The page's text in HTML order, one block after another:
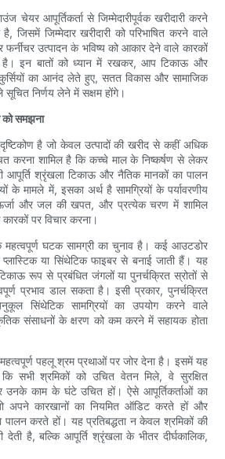
आपूर्तिकर्ता से जिम्मेदारीपूर्वक खरीदारी करने
जिसमें जिम्मेदार खरीदारी को परिभाषित करने वाले
उत्पादन के भविष्य को आकार देने वाले कारकों
है। इन बातों को ध्यान में रखकर, आप टिकाऊ और
का आनंद लेते हुए, सतत विकास और सामाजिक
निर्णय लेने में सक्षम होंगे।
को समझना
दृष्टिकोण है जो केवल उत्पादों की खरीद से कहीं अधिक
करना शामिल है कि कच्चे माल के निष्कर्षण से लेकर
आपूर्ति श्रृंखला टिकाऊ और नैतिक मानकों का पालन
के मामले में, इसका अर्थ है सामग्रियों के पर्यावरणीय
ऊर्जा और जल की खपत, और प्रत्येक चरण में शामिल
पर विचार करना।
महत्वपूर्ण घटक सामग्री का चुनाव है। कई आउटडोर
या सिंथेटिक फाइबर से बनाई जाती हैं। यह
रूप से प्रबंधित जंगलों या पुनर्चक्रित स्रोतों से
प्रभाव डाल सकता है। इसी प्रकार, पुनर्चक्रित
सिंथेटिक सामग्रियों का उपयोग करने वाले
संसाधनों के क्षरण को कम करने में सहायक होता
महत्वपूर्ण पहलू श्रम प्रथाओं पर जोर देना है। इसमें यह
सभी श्रमिकों को उचित वेतन मिले, वे सुरक्षित
उनके काम के घंटे उचित हों। ऐसे आपूर्तिकर्ताओं का
कारखानों का नियमित ऑडिट करते हों और
पालन करते हों। यह प्रतिबद्धता न केवल श्रमिकों की
देती है, बल्कि आपूर्ति श्रृंखला के भीतर दीर्घकालिक,